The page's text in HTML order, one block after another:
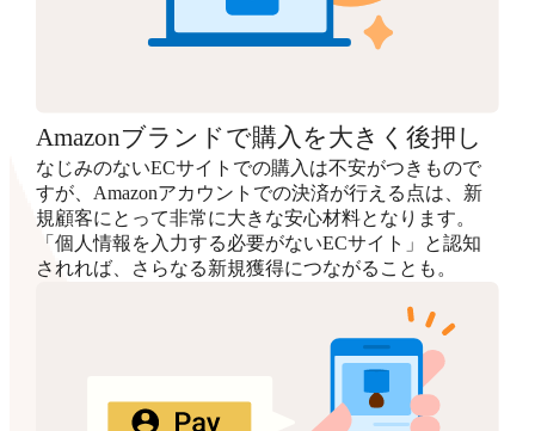
Amazonブランドで購入を大きく後押し
なじみのないECサイトでの購入は不安がつきもので
すが、Amazonアカウントでの決済が行える点は、新
規顧客にとって非常に大きな安心材料となります。
「個人情報を入力する必要がないECサイト」と認知
されれば、さらなる新規獲得につながることも。